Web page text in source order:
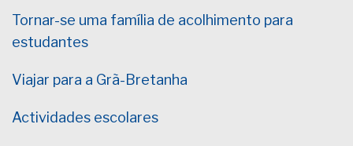
Tornar-se uma família de acolhimento para
estudantes
Viajar para a Grã-Bretanha
Actividades escolares